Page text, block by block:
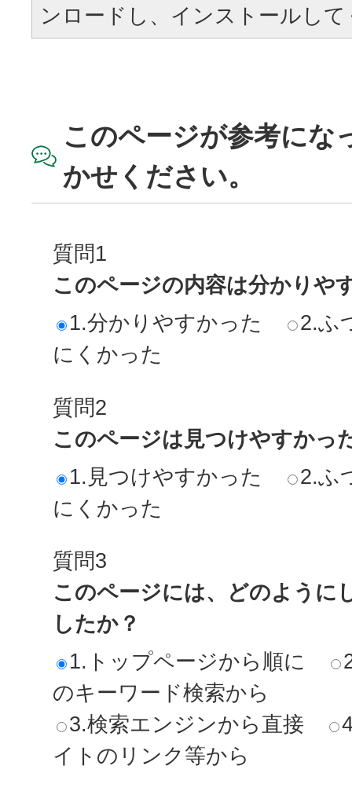
ンロードし、インストールし
このページが参考にな
かせください。
質問1
このページの内容は分かりや
1.分かりやすかった
2.ふ
にくかった
質問2
このページは見つけやすかっ
1.見つけやすかった
2.ふ
にくかった
質問3
このページには、どのように
したか？
1.トップページから順に
のキーワード検索から
3.検索エンジンから直接
イトのリンク等から